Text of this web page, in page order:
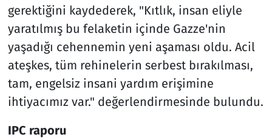
gerektiğini kaydederek, "Kıtlık, insan eliyle
yaratılmış bu felaketin içinde Gazze'nin
yaşadığı cehennemin yeni aşaması oldu. Acil
ateşkes, tüm rehinelerin serbest bırakılması,
tam, engelsiz insani yardım erişimine
ihtiyacımız var." değerlendirmesinde bulundu.
IPC raporu